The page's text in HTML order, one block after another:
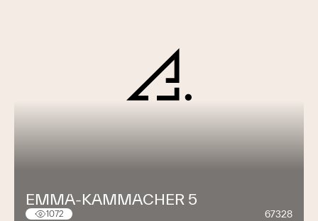
EMMA-KAMMACHER 5
1072 67328